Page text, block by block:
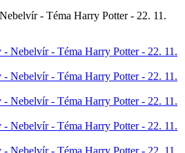
- Téma Harry Potter - 22. 11.